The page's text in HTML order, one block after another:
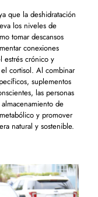
que la deshidratación
los niveles de
tomar descansos
conexiones
estrés crónico y
cortisol. Al combinar
suplementos
las personas
de
y promover
natural y sostenible.